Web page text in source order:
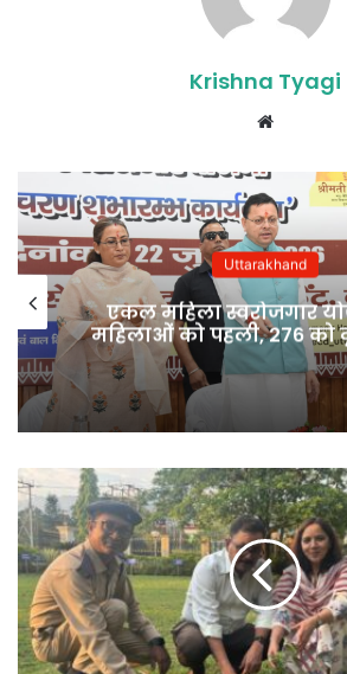
Krishna Tyagi
Uttarakhand
एकल महिला स्वरोजगार
महिलाओं को पहली, 276 को